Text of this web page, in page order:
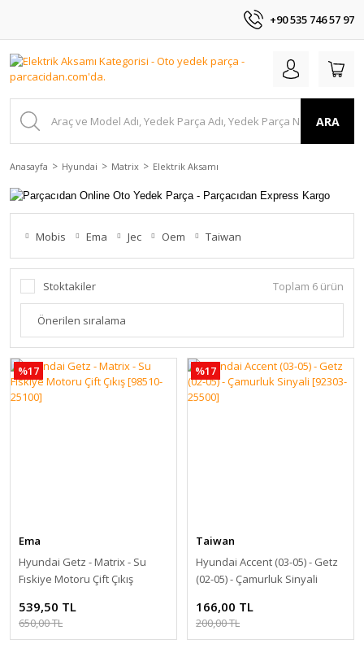
+90 535 746 57 97
ARA
Anasayfa Hyundai Matrix Elektrik Aksamı
Mobis Ema Jec Oem Taiwan
Stoktakiler Toplam 6 ürün
%17
Ema
Hyundai Getz - Matrix - Su
Fıskiye Motoru Çift Çıkış
539,50 TL
650,00 TL
%17
Taiwan
Hyundai Accent (03-05) - Getz
(02-05) - Çamurluk Sinyali
166,00 TL
200,00 TL